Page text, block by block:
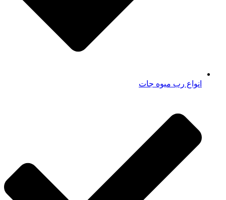
انواع رب میوه جات